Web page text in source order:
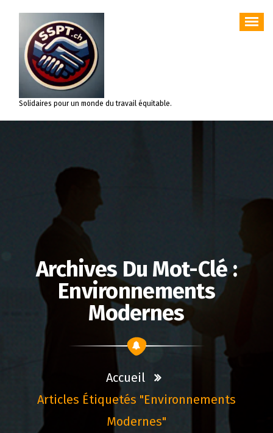
contenu
Solidaires pour un monde du travail équitable.
Archives Du Mot-Clé :
Environnements
Modernes
Accueil
Articles Étiquetés "environnements
Modernes"